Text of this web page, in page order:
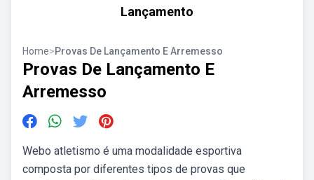
Lançamento
Home>Provas De Lançamento E Arremesso
Provas De Lançamento E
Arremesso
Webo atletismo é uma modalidade esportiva
composta por diferentes tipos de provas que